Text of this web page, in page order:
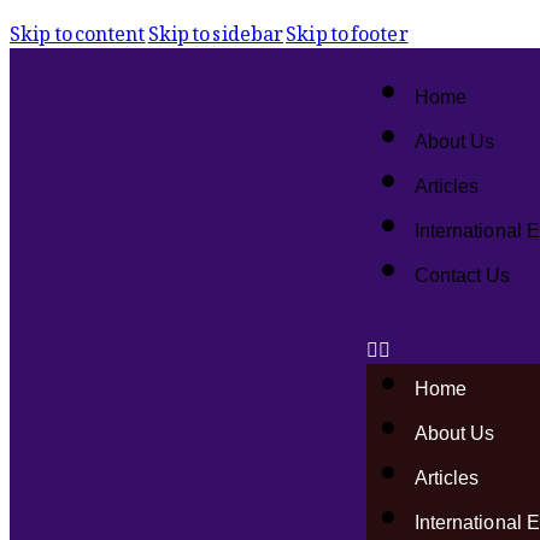
Skip to contentSkip to sidebarSkip to footer
Home
About Us
Articles
International
Contact Us
Home
About Us
Articles
International